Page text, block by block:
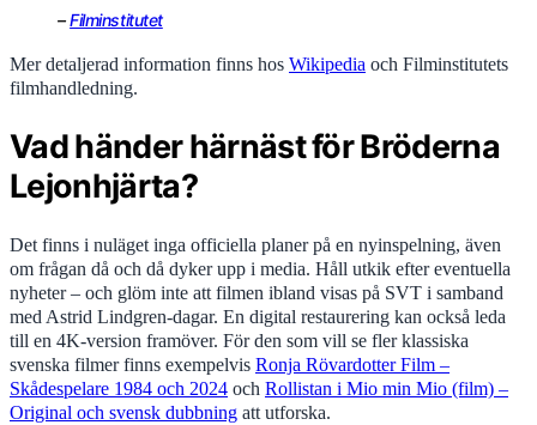
–Filminstitutet
Mer detaljerad information finns hos Wikipedia och Filminstitutets
filmhandledning.
Vad händer härnäst för Bröderna
Lejonhjärta?
Det finns i nuläget inga officiella planer på en nyinspelning, även
om frågan då och då dyker upp i media. Håll utkik efter eventuella
nyheter – och glöm inte att filmen ibland visas på SVT i samband
med Astrid Lindgren-dagar. En digital restaurering kan också leda
till en 4K-version framöver. För den som vill se fler klassiska
svenska filmer finns exempelvis Ronja Rövardotter Film –
Skådespelare 1984 och 2024 och Rollistan i Mio min Mio (film) –
Original och svensk dubbning att utforska.